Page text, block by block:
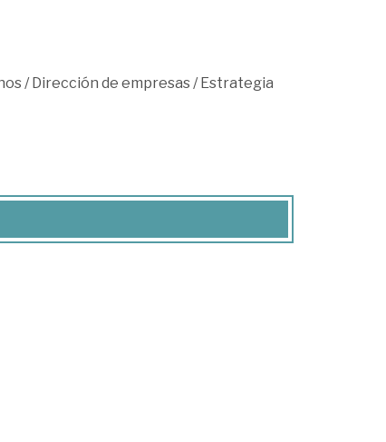
/Dirección de empresas/Estrategia